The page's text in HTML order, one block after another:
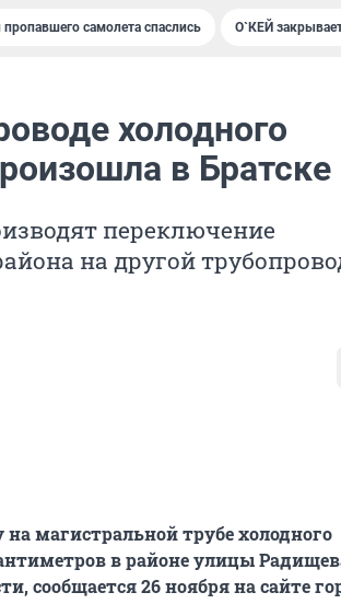
пропавшего самолета спаслись О`КЕЙ
холодного
в Братске
переключение
на другой
магистральной трубе холодного
в районе улицы
сообщается 26 ноября на сайте